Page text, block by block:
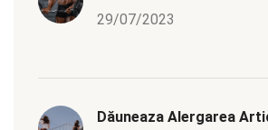
29/07/2023
Dăuneaza Alergarea